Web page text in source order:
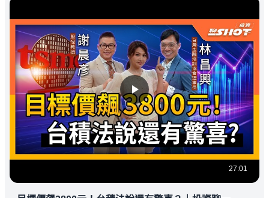
27:01